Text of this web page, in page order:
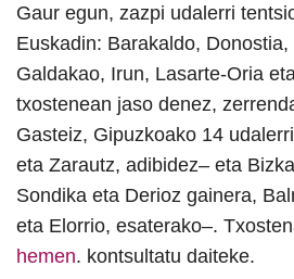
Gaur egun, zazpi udalerri
Euskadin: Barakaldo, Donostia,
Galdakao, Irun, Lasarte-Oria
txostenean jaso denez,
Gasteiz, Gipuzkoako 14
eta Zarautz, adibidez– eta
Sondika eta Derioz gainera,
eta Elorrio, esaterako–.
hemen. kontsultatu daiteke.